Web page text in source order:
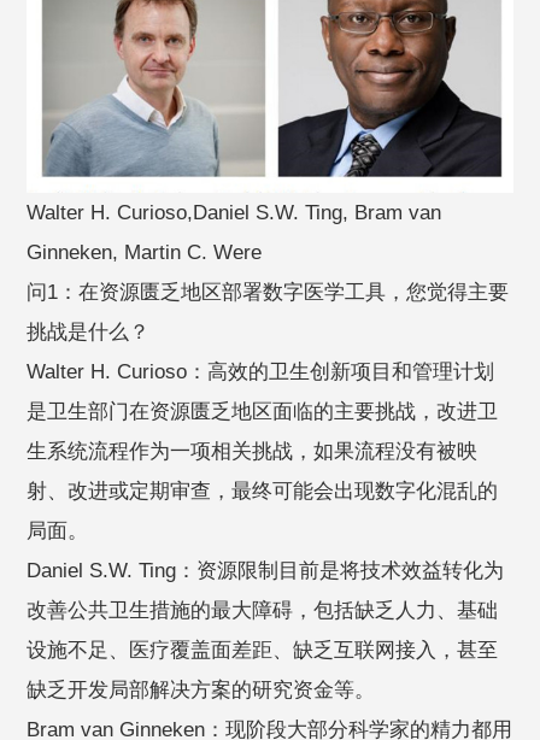
Walter H. Curioso,Daniel S.W. Ting, Bram van
Ginneken, Martin C. Were
问1：在资源匮乏地区部署数字医学工具，您觉得主要
挑战是什么？
Walter H. Curioso：高效的卫生创新项目和管理计划
是卫生部门在资源匮乏地区面临的主要挑战，改进卫
生系统流程作为一项相关挑战，如果流程没有被映
射、改进或定期审查，最终可能会出现数字化混乱的
局面。
Daniel S.W. Ting：资源限制目前是将技术效益转化为
改善公共卫生措施的最大障碍，包括缺乏人力、基础
设施不足、医疗覆盖面差距、缺乏互联网接入，甚至
缺乏开发局部解决方案的研究资金等。
Bram van Ginneken：现阶段大部分科学家的精力都用